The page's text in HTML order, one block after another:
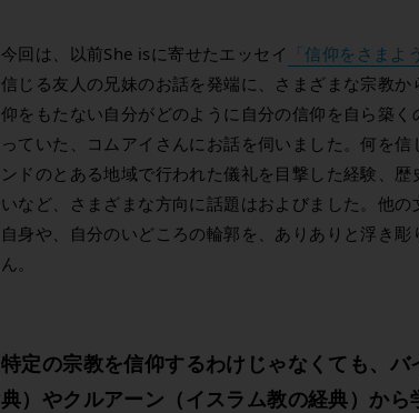
今回は、以前She isに寄せたエッセイ 「信仰をさまよ
信じる友人の兄妹のお話を発端に、さまざまな宗教
仰をもたない自分がどのように自分の信仰を自ら築
っていた、コムアイさんにお話を伺いました。何を
ンドのとある地域で行われた儀礼を目撃した経験、
いなど、さまざまな方向に話題はおよびました。他
自身や、自分のいどころの輪郭を、ありありと浮き
ん。
特定の宗教を信仰するわけじゃなくても、
典）やクルアーン（イスラム教の経典）から